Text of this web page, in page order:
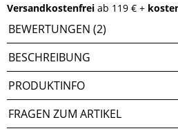
Versandkostenfrei ab 119 € +
BEWERTUNGEN (2)
BESCHREIBUNG
PRODUKTINFO
FRAGEN ZUM ARTIKEL